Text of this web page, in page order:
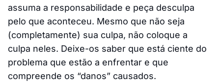
assuma a responsabilidade e peça desculpa
pelo que aconteceu. Mesmo que não seja
(completamente) sua culpa, não coloque a
culpa neles. Deixe-os saber que está ciente do
problema que estão a enfrentar e que
compreende os “danos” causados.